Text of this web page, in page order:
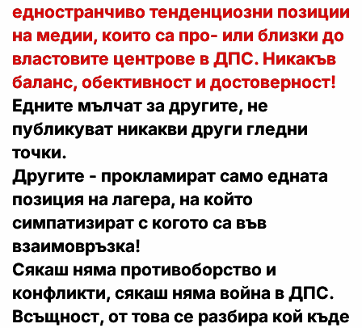
едностранчиво тенденциозни позиции
на медии, които са про- или близки до
властовите центрове в ДПС. Никакъв
баланс, обективност и достоверност!
Едните мълчат за другите, не
публикуват никакви други гледни
точки.
Другите - прокламират само едната
позиция на лагера, на който
симпатизират с когото са във
взаимовръзка!
Сякаш няма противоборство и
конфликти, сякаш няма война в ДПС.
Всъщност, от това се разбира кой къде